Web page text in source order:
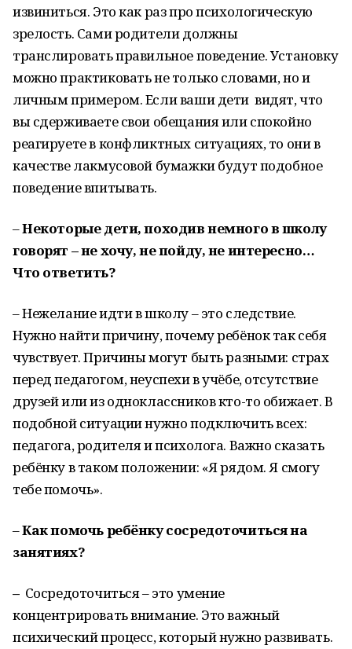
извиниться. Это как раз про психологическую
зрелость. Сами родители должны
транслировать правильное поведение. Установку
можно практиковать не только словами, но и
личным примером. Если ваши дети видят, что
вы сдерживаете свои обещания или спокойно
реагируете в конфликтных ситуациях, то они в
качестве лакмусовой бумажки будут подобное
поведение впитывать.
–Некоторые дети, походив немного в школу
говорят – не хочу, не пойду, не интересно…
Что ответить?
– Нежелание идти в школу – это следствие.
Нужно найти причину, почему ребёнок так себя
чувствует. Причины могут быть разными: страх
перед педагогом, неуспехи в учёбе, отсутствие
друзей или из одноклассников кто-то обижает. В
подобной ситуации нужно подключить всех:
педагога, родителя и психолога. Важно сказать
ребёнку в таком положении: «Я рядом. Я смогу
тебе помочь».
–Как помочь ребёнку сосредоточиться на
занятиях?
– Сосредоточиться – это умение
концентрировать внимание. Это важный
психический процесс, который нужно развивать.